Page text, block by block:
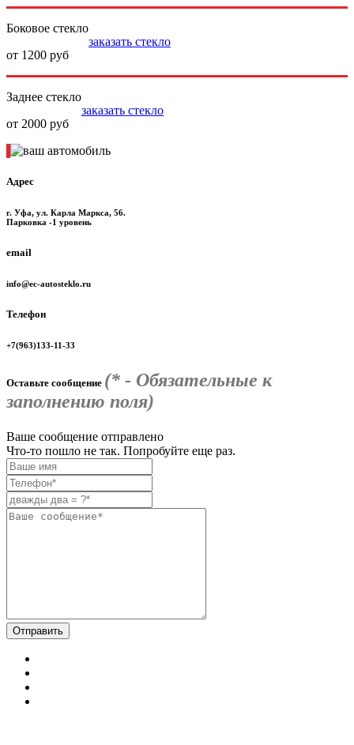
Боковое стекло
от 1200 руб
заказать стекло
Заднее стекло
от 2000 руб
заказать стекло
Адрес
г. Уфа, ул. Карла Маркса, 56.
Парковка -1 уровень
email
info@ec-autosteklo.ru
Телефон
+7(963)133-11-33
Оставьте сообщение (* - Обязательные к
заполнению поля)
Ваше сообщение отправлено
Что-то пошло не так. Попробуйте еще раз.